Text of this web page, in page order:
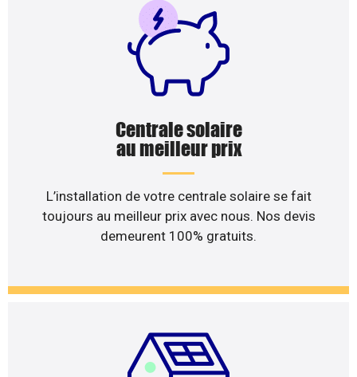
Centrale solaire
au meilleur prix
L’installation de votre centrale solaire se fait
toujours au meilleur prix avec nous. Nos devis
demeurent 100% gratuits.